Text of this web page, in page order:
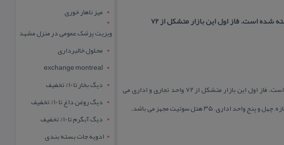
بازار نخل زیتون قشم دارای دو فاز است كه در زمینی به مساحت ۷۴ هزار متر مربع ساخته شده است. فاز اول این بازار متشكل از ۷۲ واحد تجاری و اداری می
میز ناهار خوری
ویزیت پزشک عمومی در منزل مشهد
محلول خالبرداری
exchange montreal
دیگ بخار تا 10% تخفیف
دیگ روغن داغ تا 10% تخفیف
دیگ آبگرم تا 10% تخفیف
ادویه جات بسته بندی